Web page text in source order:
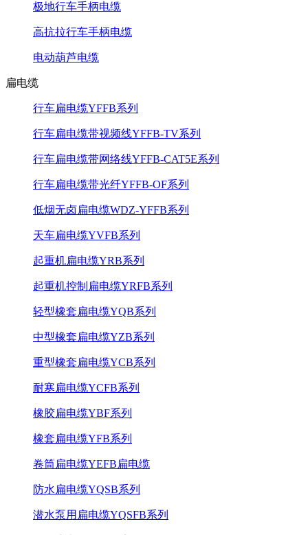
极地行车手柄电缆
高抗拉行车手柄电缆
电动葫芦电缆
扁电缆
行车扁电缆YFFB系列
行车扁电缆带视频线YFFB-TV系列
行车扁电缆带网络线YFFB-CAT5E系列
行车扁电缆带光纤YFFB-OF系列
低烟无卤扁电缆WDZ-YFFB系列
天车扁电缆YVFB系列
起重机扁电缆YRB系列
起重机控制扁电缆YRFB系列
轻型橡套扁电缆YQB系列
中型橡套扁电缆YZB系列
重型橡套扁电缆YCB系列
耐寒扁电缆YCFB系列
橡胶扁电缆YBF系列
橡套扁电缆YFB系列
卷筒扁电缆YEFB扁电缆
防水扁电缆YQSB系列
潜水泵用扁电缆YQSFB系列